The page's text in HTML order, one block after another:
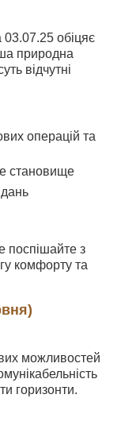
03.07.25 обіцяє
природна
відчутні
операцій та
становище
поспішайте з
комфорту та
можливостей
горизонти.